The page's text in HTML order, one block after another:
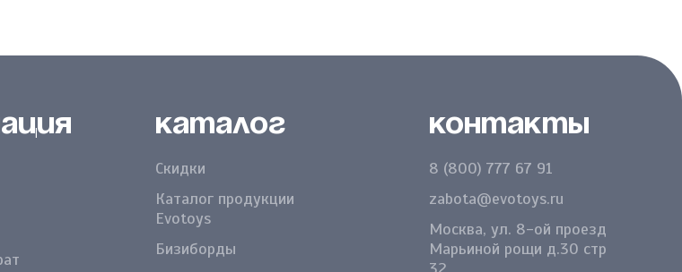
Каталог
Скидки
Каталог продукции
Evotoys
Бизиборды
Контакты
8 (800) 777 67 91
zabota@evotoys.ru
Москва, ул. 8-ой проезд
Марьиной рощи д.30 стр